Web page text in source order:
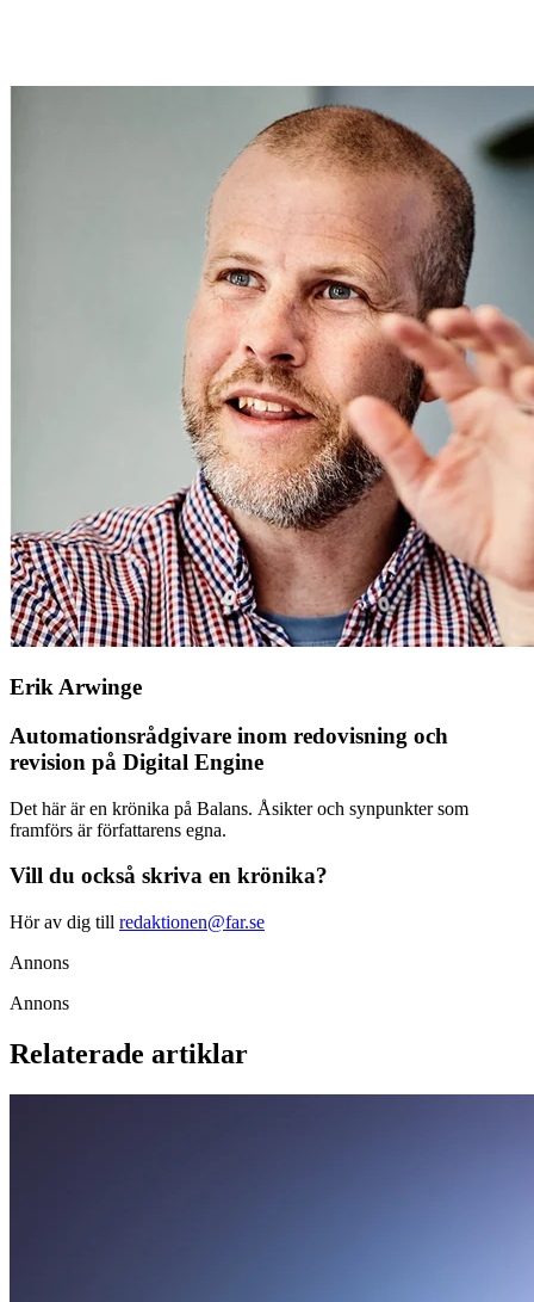
Erik Arwinge
Automationsrådgivare inom redovisning och
revision på Digital Engine
Det här är en krönika på Balans. Åsikter och synpunkter som
framförs är författarens egna.
Vill du också skriva en krönika?
Hör av dig till redaktionen@far.se
Annons
Annons
Relaterade artiklar